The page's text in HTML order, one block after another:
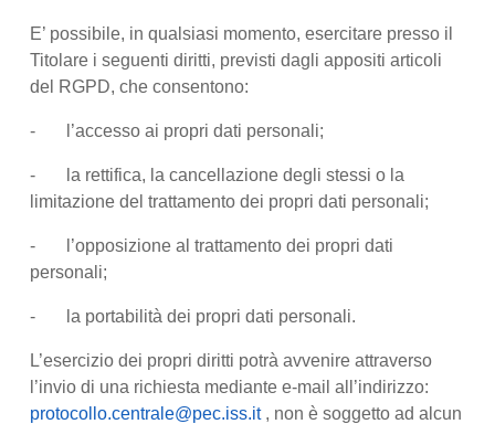
E’ possibile, in qualsiasi momento, esercitare presso il
Titolare i seguenti diritti, previsti dagli appositi articoli
del RGPD, che consentono:
- l’accesso ai propri dati personali;
- la rettifica, la cancellazione degli stessi o la
limitazione del trattamento dei propri dati personali;
- l’opposizione al trattamento dei propri dati
personali;
- la portabilità dei propri dati personali.
L’esercizio dei propri diritti potrà avvenire attraverso
l’invio di una richiesta mediante e-mail all’indirizzo:
protocollo.centrale@pec.iss.it, non è soggetto ad alcun